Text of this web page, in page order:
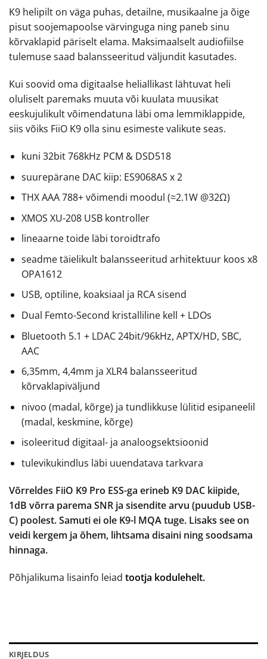
K9 helipilt on väga puhas, detailne, musikaalne ja õige
pisut soojemapoolse värvinguga ning paneb sinu
kõrvaklapid päriselt elama. Maksimaalselt audiofiilse
tulemuse saad balansseeritud väljundit kasutades.
Kui soovid oma digitaalse heliallikast lähtuvat heli
oluliselt paremaks muuta või kuulata muusikat
eeskujulikult võimendatuna läbi oma lemmiklappide,
siis võiks FiiO K9 olla sinu esimeste valikute seas.
kuni 32bit 768kHz PCM & DSD518
suurepärane DAC kiip: ES9068AS x 2
THX AAA 788+ võimendi moodul (≈2.1W @32Ω)
XMOS XU-208 USB kontroller
lineaarne toide läbi toroidtrafo
seadme täielikult balansseeritud arhitektuur koos x8
OPA1612
USB, optiline, koaksiaal ja RCA sisend
Dual Femto-Second kristalliline kell + LDOs
Bluetooth 5.1 + LDAC 24bit/96kHz, APTX/HD, SBC,
AAC
6,35mm, 4,4mm ja XLR4 balansseeritud
kõrvaklapiväljund
nivoo (madal, kõrge) ja tundlikkuse lülitid esipaneelil
(madal, keskmine, kõrge)
isoleeritud digitaal- ja analoogsektsioonid
tulevikukindlus läbi uuendatava tarkvara
Võrreldes FiiO K9 Pro ESS-ga erineb K9 DAC kiipide,
1dB võrra parema SNR ja sisendite arvu (puudub USB-
C) poolest. Samuti ei ole K9-l MQA tuge. Lisaks see on
veidi kergem ja õhem, lihtsama disaini ning soodsama
hinnaga.
Põhjalikuma lisainfo leiad tootja kodulehelt.
KIRJELDUS